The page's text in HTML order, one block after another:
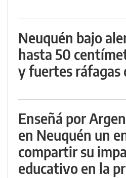
Neuquén bajo
hasta 50
y fuertes ráfagas
Enseñá por
en Neuquén un
compartir su
educativo en la